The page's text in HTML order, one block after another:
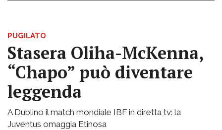
PUGILATO
Stasera Oliha-McKenna,
“Chapo” può diventare
leggenda
A Dublino il match mondiale IBF in diretta tv: la
Juventus omaggia Etinosa